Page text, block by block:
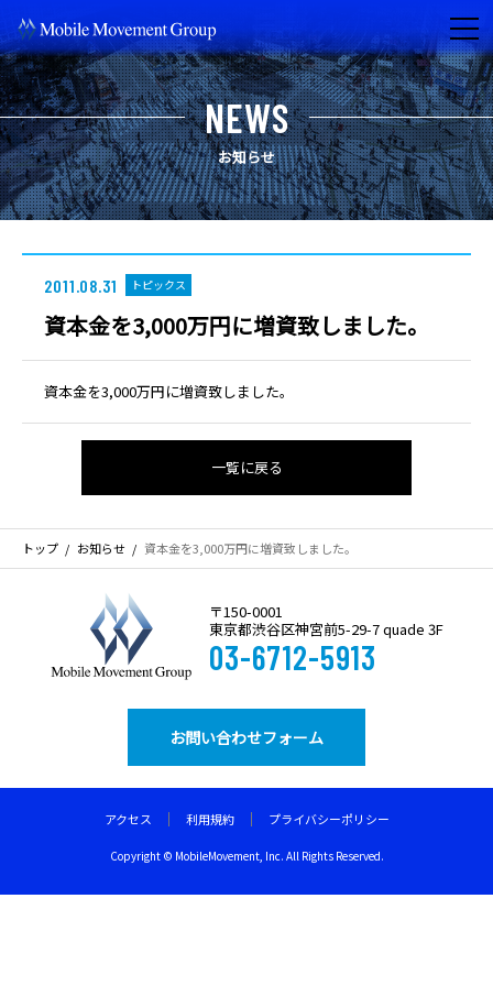
NEWS
お知らせ
2011.08.31 トピックス
資本金を3,000万円に増資致しました。
資本金を3,000万円に増資致しました。
一覧に戻る
トップ お知らせ 資本金を3,000万円に増資致しました。
〒150-0001
東京都渋谷区神宮前5-29-7 quade 3F
03-6712-5913
お問い合わせフォーム
アクセス 利用規約 プライバシーポリシー
Copyright © MobileMovement, Inc. All Rights Reserved.